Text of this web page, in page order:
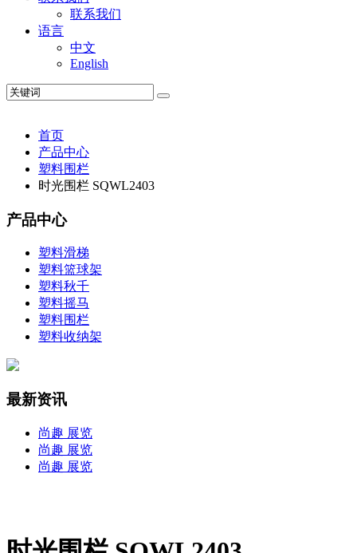
联系我们
语言
中文
English
首页
产品中心
塑料围栏
时光围栏 SQWL2403
产品中心
塑料滑梯
塑料篮球架
塑料秋千
塑料摇马
塑料围栏
塑料收纳架
最新资讯
尚趣 展览
尚趣 展览
尚趣 展览